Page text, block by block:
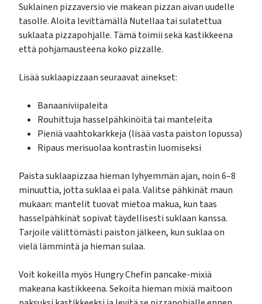
Suklainen pizzaversio vie makean pizzan aivan uudelle
tasolle. Aloita levittämällä Nutellaa tai sulatettua
suklaata pizzapohjalle. Tämä toimii sekä kastikkeena
että pohjamausteena koko pizzalle.
Lisää suklaapizzaan seuraavat ainekset:
Banaaniviipaleita
Rouhittuja hasselpähkinöitä tai manteleita
Pieniä vaahtokarkkeja (lisää vasta paiston lopussa)
Ripaus merisuolaa kontrastin luomiseksi
Paista suklaapizzaa hieman lyhyemmän ajan, noin 6–8
minuuttia, jotta suklaa ei pala. Valitse pähkinät maun
mukaan: mantelit tuovat mietoa makua, kun taas
hasselpähkinät sopivat täydellisesti suklaan kanssa.
Tarjoile välittömästi paiston jälkeen, kun suklaa on
vielä lämmintä ja hieman sulaa.
Voit kokeilla myös Hungry Chefin pancake-mixiä
makeana kastikkeena. Sekoita hieman mixiä maitoon